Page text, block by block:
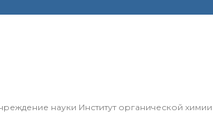
науки Институт органической